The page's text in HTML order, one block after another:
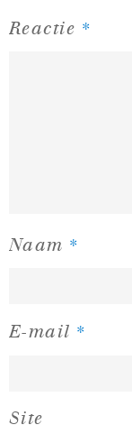
Reactie *
Naam *
E-mail *
Site